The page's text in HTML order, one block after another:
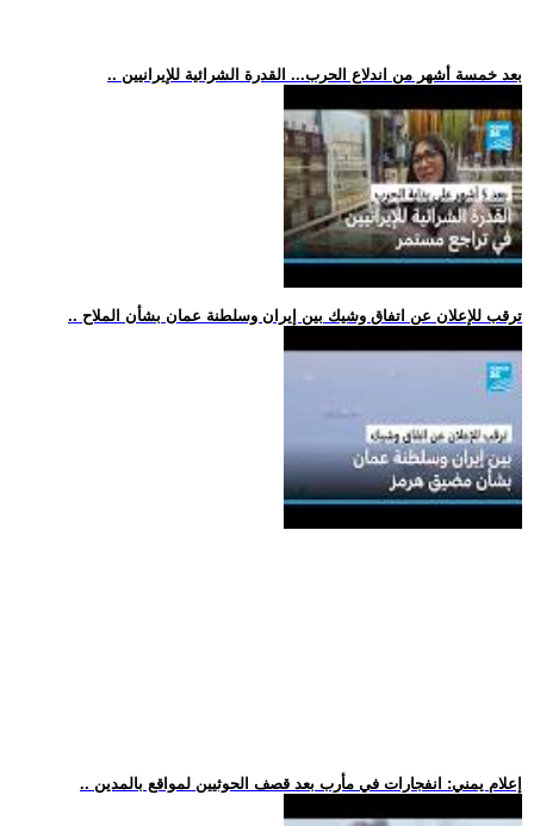
.. بعد خمسة أشهر من اندلاع الحرب... القدرة الشرائية للإيرانيين
.. ترقب للإعلان عن اتفاق وشيك بين إيران وسلطنة عمان بشأن الملاح
.. إعلام يمني: انفجارات في مأرب بعد قصف الحوثيين لمواقع بالمدين